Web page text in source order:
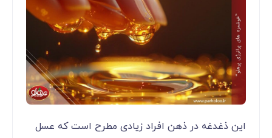
این ذغدغه در ذهن افراد زیادی مطرح است که عسل